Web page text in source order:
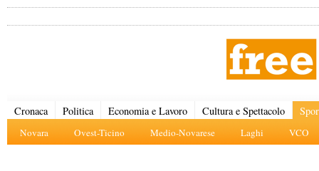
Cronaca Politica Economia e Lavoro Cultura e Spettacolo
Novara Ovest-Ticino Medio-Novarese Laghi VCO